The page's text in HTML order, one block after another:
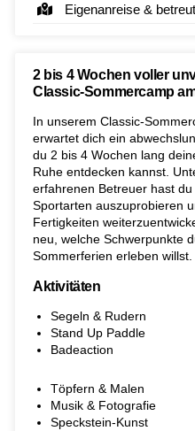
Eigenanreise &
2 bis 4 Wochen voller
Classic-Sommercamp
In unserem Classic-
erwartet dich ein
du 2 bis 4 Wochen lang
Ruhe entdecken kannst.
erfahrenen Betreuer hast
Sportarten auszuprobieren
Fertigkeiten
neu, welche Schwerpunkte
Sommerferien erleben willst.
Aktivitäten
Segeln & Rudern
Stand Up Paddle
Badeaction
Töpfern & Malen
Musik & Fotografie
Speckstein-Kunst